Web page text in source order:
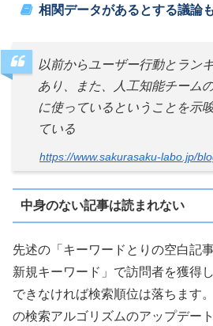
相関データがあるとする議論も
以前からユーザー行動とラン
あり、また、人工知能チーム
に使っているということを示
ている
https://www.sakurasaku-labo.jp/
中身のない記事は読まれない
先述の「キーワードとりの空白記
新規キーワード」で訪問者を獲得
できなければ検索順位は落ちます
の検索アルゴリズムのアップデー